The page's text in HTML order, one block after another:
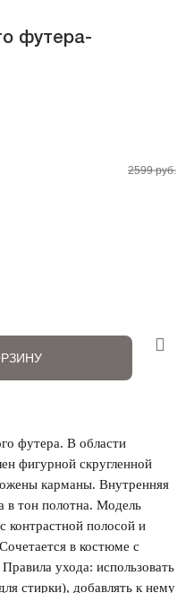
пароль?
футера-
2599 руб.
футера. В области
фигурной скругленной
карманы. Внутренняя
в тон полотна. Модель
контрастной полосой и
в костюме с
ухода: использовать
стирки), добавлять к нему